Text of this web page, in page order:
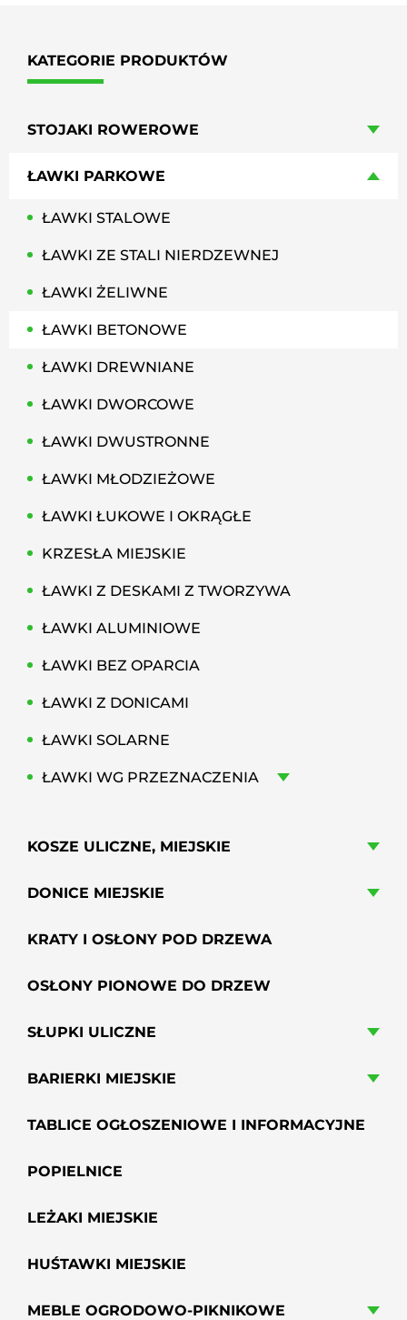
KATEGORIE PRODUKTÓW
STOJAKI ROWEROWE
ŁAWKI PARKOWE
ŁAWKI STALOWE
ŁAWKI ZE STALI NIERDZEWNEJ
ŁAWKI ŻELIWNE
ŁAWKI BETONOWE
ŁAWKI DREWNIANE
ŁAWKI DWORCOWE
ŁAWKI DWUSTRONNE
ŁAWKI MŁODZIEŻOWE
ŁAWKI ŁUKOWE I OKRĄGŁE
KRZESŁA MIEJSKIE
ŁAWKI Z DESKAMI Z TWORZYWA
ŁAWKI ALUMINIOWE
ŁAWKI BEZ OPARCIA
ŁAWKI Z DONICAMI
ŁAWKI SOLARNE
ŁAWKI WG PRZEZNACZENIA
KOSZE ULICZNE, MIEJSKIE
DONICE MIEJSKIE
KRATY I OSŁONY POD DRZEWA
OSŁONY PIONOWE DO DRZEW
SŁUPKI ULICZNE
BARIERKI MIEJSKIE
TABLICE OGŁOSZENIOWE I INFORMACYJNE
POPIELNICE
LEŻAKI MIEJSKIE
HUŚTAWKI MIEJSKIE
MEBLE OGRODOWO-PIKNIKOWE